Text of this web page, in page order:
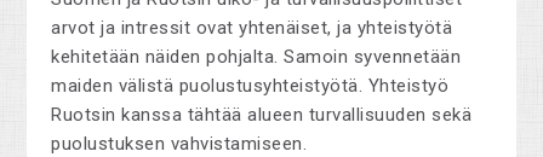
arvot ja intressit ovat yhtenäiset, ja yhteistyötä
kehitetään näiden pohjalta. Samoin syvennetään
maiden välistä puolustusyhteistyötä. Yhteistyö
Ruotsin kanssa tähtää alueen turvallisuuden sekä
puolustuksen vahvistamiseen.